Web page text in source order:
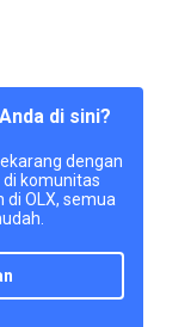
di sini?
dengan
komunitas
OLX, semua